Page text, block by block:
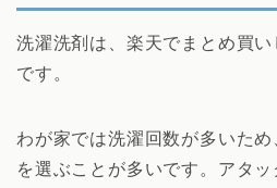
洗濯洗剤は、楽天でまとめ買
です。
わが家では洗濯回数が多いた
を選ぶことが多いです。アタ